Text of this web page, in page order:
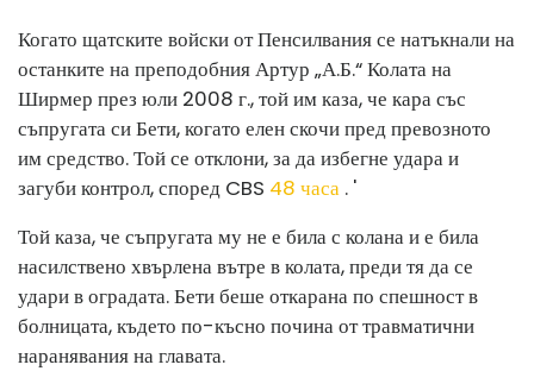
Когато щатските войски от Пенсилвания се натъкнали на
останките на преподобния Артур „А.Б.“ Колата на
Ширмер през юли 2008 г., той им каза, че кара със
съпругата си Бети, когато елен скочи пред превозното
им средство. Той се отклони, за да избегне удара и
загуби контрол, според CBS 48 часа . '
Той каза, че съпругата му не е била с колана и е била
насилствено хвърлена вътре в колата, преди тя да се
удари в оградата. Бети беше откарана по спешност в
болницата, където по-късно почина от травматични
наранявания на главата.